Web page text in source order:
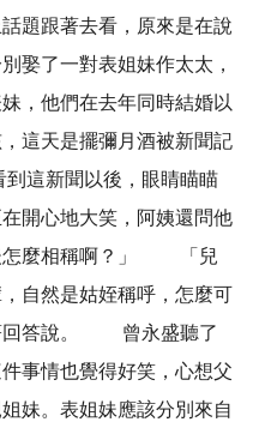
題跟著去看，原來是在說
娶了一對表姐妹作太太，
，他們在去年同時結婚以
這天是擺彌月酒被新聞記
這新聞以後，眼睛瞄瞄
開心地大笑，阿姨還問他
怎麼相稱啊？」 「兒
自然是姑姪稱呼，怎麼可
回答說。 曾永盛聽了
事情也覺得好笑，心想父
妹。表姐妹應該分別來自